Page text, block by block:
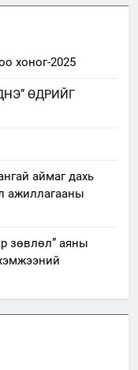
хоног-2025
ӨДРИЙГ
аймаг дахь
ажиллагааны
зөвлөл” аяны